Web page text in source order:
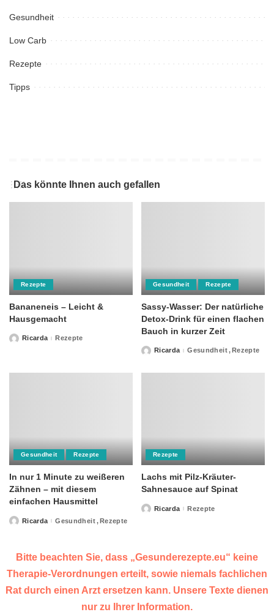
Gesundheit
Low Carb
Rezepte
Tipps
Das könnte Ihnen auch gefallen
Rezepte
Bananeneis – Leicht &
Hausgemacht
PostedRicarda Rezepte
Gesundheit Rezepte
Sassy-Wasser: Der natürliche
Detox-Drink für einen flachen
Bauch in kurzer Zeit
PostedRicarda Gesundheit Rezepte
Gesundheit Rezepte
In nur 1 Minute zu weißeren
Zähnen – mit diesem
einfachen Hausmittel
PostedRicarda Gesundheit Rezepte
Rezepte
Lachs mit Pilz-Kräuter-
Sahnesauce auf Spinat
PostedRicarda Rezepte
Bitte beachten Sie, dass „Gesunderezepte.eu“ keine
Therapie-Verordnungen erteilt, sowie niemals fachlichen
Rat durch einen Arzt ersetzen kann. Unsere Texte dienen
nur zu Ihrer Information.